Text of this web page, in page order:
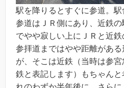
駅を降りるとすぐに参道。駅
参道はＪＲ側にあり、近鉄
でやや寂しい上にＪＲと近鉄
参拝道まではやや距離があ
が、そこは近鉄（当時は参
鉄と表記します）もちゃん